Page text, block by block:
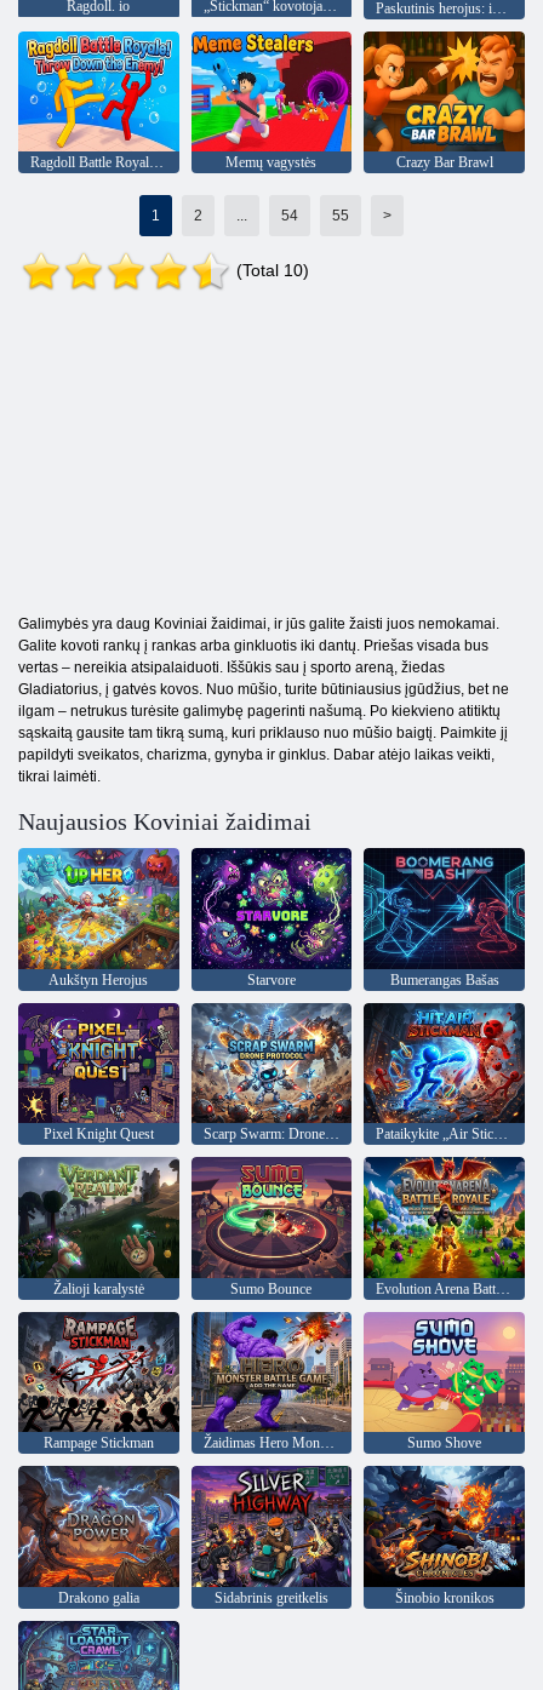
Ragdoll. io „Stickman“ kovotojas „Mega Brawl“
Ragdoll Battle Royale! Numušk priešą! Memų vagystės Crazy Bar Brawl
1 2 ... 54 55 >
(Total 10)
Galimybės yra daug Koviniai žaidimai, ir jūs galite žaisti juos nemokamai.
Galite kovoti rankų į rankas arba ginkluotis iki dantų. Priešas visada bus
vertas – nereikia atsipalaiduoti. Iššūkis sau į sporto areną, žiedas
Gladiatorius, į gatvės kovos. Nuo mūšio, turite būtiniausius įgūdžius, bet ne
ilgam – netrukus turėsite galimybę pagerinti našumą. Po kiekvieno atitiktų
sąskaitą gausite tam tikrą sumą, kuri priklauso nuo mūšio baigtį. Paimkite jį
papildyti sveikatos, charizma, gynyba ir ginklus. Dabar atėjo laikas veikti,
tikrai laimėti.
Naujausios Koviniai žaidimai
Aukštyn Herojus Starvore Bumerangas Bašas
Pixel Knight Quest Scarp Swarm: Drone Protocol Pataikykite „Air Stickman“.
Žalioji karalystė Sumo Bounce
Rampage Stickman Žaidimas Hero Monster Battle Sumo Shove
Drakono galia Sidabrinis greitkelis Šinobio kronikos